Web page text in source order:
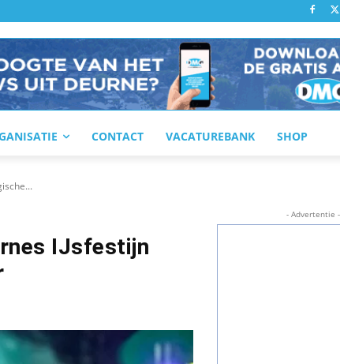
CONTACT VACATUREBANK SHOP
IJsfestijn
- Advertentie -